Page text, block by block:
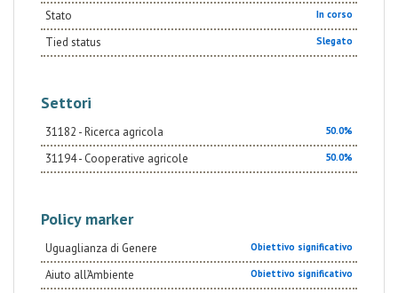
Stato In corso
Tied status Slegato
Settori
31182 - Ricerca agricola 50.0%
31194 - Cooperative agricole 50.0%
Policy marker
Uguaglianza di Genere Obiettivo significativo
Aiuto all’Ambiente Obiettivo significativo